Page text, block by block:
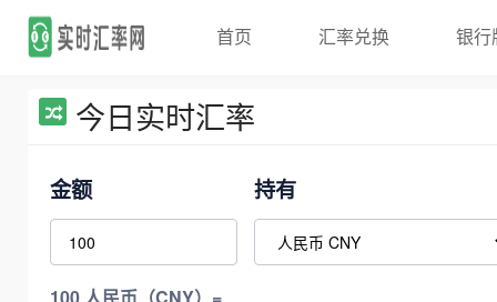
首页 汇率兑换 银行
今日实时汇率
金额 持有